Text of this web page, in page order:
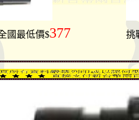
國最低價$377 挑